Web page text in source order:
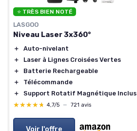
⭐ TRÈS BIEN NOTÉ
LASGOO
Niveau Laser 3x360°
＋
Auto-nivelant
＋
Laser à Lignes Croisées Vertes
＋
Batterie Rechargeable
＋
Télécommande
＋
Support Rotatif Magnétique Inclus
★★★★★
★★★★★ 4,7/5 — 721 avis
Voir l'offre